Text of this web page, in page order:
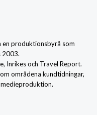
en produktionsbyrå som
2003.
Inrikes och Travel Report.
områdena kundtidningar,